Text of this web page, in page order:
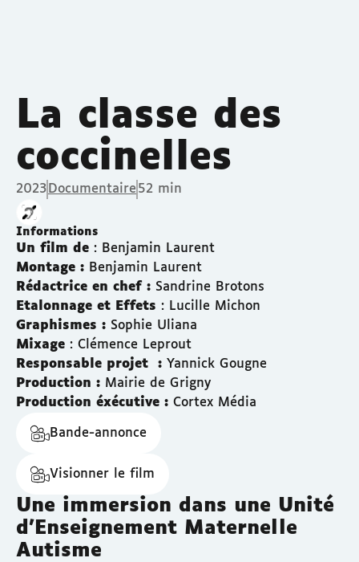
La classe des
coccinelles
2023 Documentaire 52 min
Informations
Un film de : Benjamin Laurent
Montage : Benjamin Laurent
Rédactrice en chef : Sandrine Brotons
Etalonnage et Effets : Lucille Michon
Graphismes : Sophie Uliana
Mixage : Clémence Leprout
Responsable projet : Yannick Gougne
Production : Mairie de Grigny
Production éxécutive : Cortex Média
Bande-annonce
Visionner le film
Une immersion dans une Unité
d'Enseignement Maternelle
Autisme